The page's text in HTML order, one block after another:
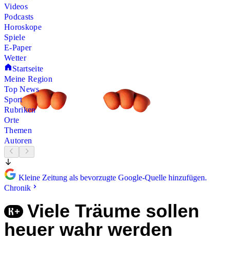
Videos
Podcasts
Horoskope
Spiele
E-Paper
Wetter
Startseite
Meine Region
Top News
Sport
Rubriken
Orte
Themen
Autoren
Kleine Zeitung als bevorzugte Google-Quelle hinzufügen.
Chronik
Viele Träume sollen
heuer wahr werden